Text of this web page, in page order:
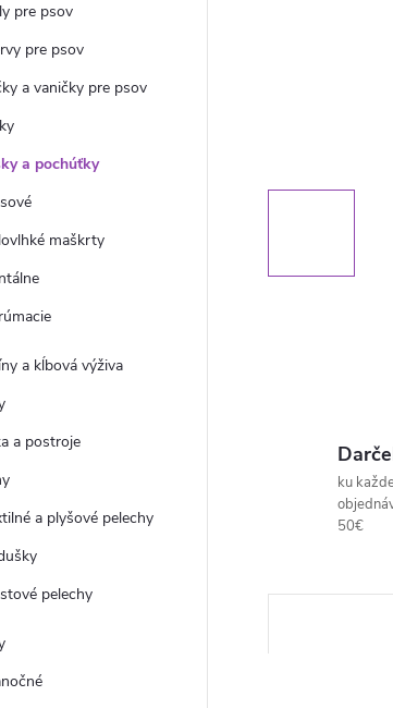
pre psov
pre psov
a vaničky pre psov
a pochúťky
maškrty
a kĺbová výživa
a postroje
a plyšové pelechy
pelechy
ku
50€